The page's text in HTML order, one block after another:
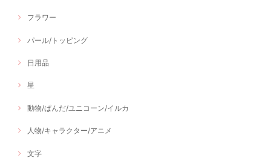
フラワー
パール/トッピング
日用品
星
動物/ぱんだ/ユニコーン/イルカ
人物/キャラクター/アニメ
文字